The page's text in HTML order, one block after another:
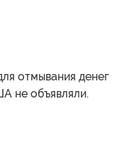
отмывания денег
не объявляли.